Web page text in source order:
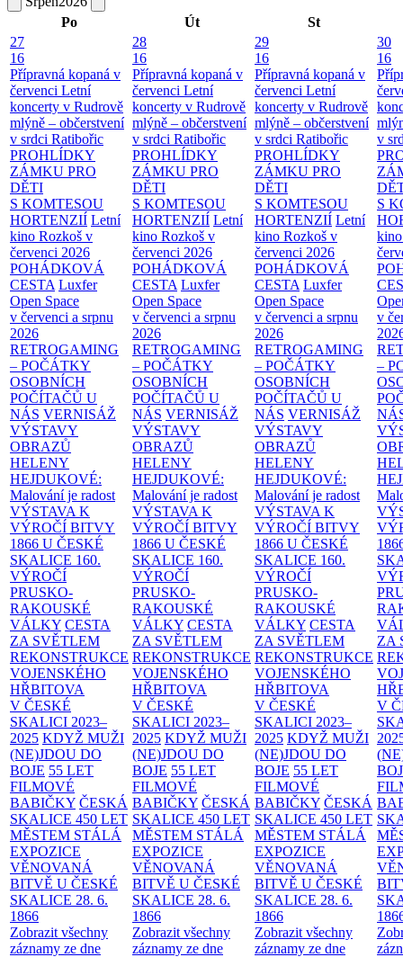
Po
Út
St
27
16
Přípravná kopaná v
červenci Letní
koncerty v Rudrově
mlýně – občerstvení
v srdci Ratibořic
PROHLÍDKY
ZÁMKU PRO
DĚTI
S KOMTESOU
HORTENZIÍ Letní
kino Rozkoš v
červenci 2026
POHÁDKOVÁ
CESTA Luxfer
Open Space
v červenci a srpnu
2026
RETROGAMING
– POČÁTKY
OSOBNÍCH
POČÍTAČŮ U
NÁS VERNISÁŽ
VÝSTAVY
OBRAZŮ
HELENY
HEJDUKOVÉ:
Malování je radost
VÝSTAVA K
VÝROČÍ BITVY
1866 U ČESKÉ
SKALICE 160.
VÝROČÍ
PRUSKO-
RAKOUSKÉ
VÁLKY CESTA
ZA SVĚTLEM
REKONSTRUKCE
VOJENSKÉHO
HŘBITOVA
V ČESKÉ
SKALICI 2023–
2025 KDYŽ MUŽI
(NE)JDOU DO
BOJE 55 LET
FILMOVÉ
BABIČKY ČESKÁ
SKALICE 450 LET
MĚSTEM STÁLÁ
EXPOZICE
VĚNOVANÁ
BITVĚ U ČESKÉ
SKALICE 28. 6.
1866
Zobrazit všechny
záznamy ze dne
28
16
Přípravná kopaná v
červenci Letní
koncerty v Rudrově
mlýně – občerstvení
v srdci Ratibořic
PROHLÍDKY
ZÁMKU PRO
DĚTI
S KOMTESOU
HORTENZIÍ Letní
kino Rozkoš v
červenci 2026
POHÁDKOVÁ
CESTA Luxfer
Open Space
v červenci a srpnu
2026
RETROGAMING
– POČÁTKY
OSOBNÍCH
POČÍTAČŮ U
NÁS VERNISÁŽ
VÝSTAVY
OBRAZŮ
HELENY
HEJDUKOVÉ:
Malování je radost
VÝSTAVA K
VÝROČÍ BITVY
1866 U ČESKÉ
SKALICE 160.
VÝROČÍ
PRUSKO-
RAKOUSKÉ
VÁLKY CESTA
ZA SVĚTLEM
REKONSTRUKCE
VOJENSKÉHO
HŘBITOVA
V ČESKÉ
SKALICI 2023–
2025 KDYŽ MUŽI
(NE)JDOU DO
BOJE 55 LET
FILMOVÉ
BABIČKY ČESKÁ
SKALICE 450 LET
MĚSTEM STÁLÁ
EXPOZICE
VĚNOVANÁ
BITVĚ U ČESKÉ
SKALICE 28. 6.
1866
Zobrazit všechny
záznamy ze dne
29
16
Přípravná kopaná v
červenci Letní
koncerty v Rudrově
mlýně – občerstvení
v srdci Ratibořic
PROHLÍDKY
ZÁMKU PRO
DĚTI
S KOMTESOU
HORTENZIÍ Letní
kino Rozkoš v
červenci 2026
POHÁDKOVÁ
CESTA Luxfer
Open Space
v červenci a srpnu
2026
RETROGAMING
– POČÁTKY
OSOBNÍCH
POČÍTAČŮ U
NÁS VERNISÁŽ
VÝSTAVY
OBRAZŮ
HELENY
HEJDUKOVÉ:
Malování je radost
VÝSTAVA K
VÝROČÍ BITVY
1866 U ČESKÉ
SKALICE 160.
VÝROČÍ
PRUSKO-
RAKOUSKÉ
VÁLKY CESTA
ZA SVĚTLEM
REKONSTRUKCE
VOJENSKÉHO
HŘBITOVA
V ČESKÉ
SKALICI 2023–
2025 KDYŽ MUŽI
(NE)JDOU DO
BOJE 55 LET
FILMOVÉ
BABIČKY ČESKÁ
SKALICE 450 LET
MĚSTEM STÁLÁ
EXPOZICE
VĚNOVANÁ
BITVĚ U ČESKÉ
SKALICE 28. 6.
1866
Zobrazit všechny
záznamy ze dne
30
16
v
S
v
–
ZA
V